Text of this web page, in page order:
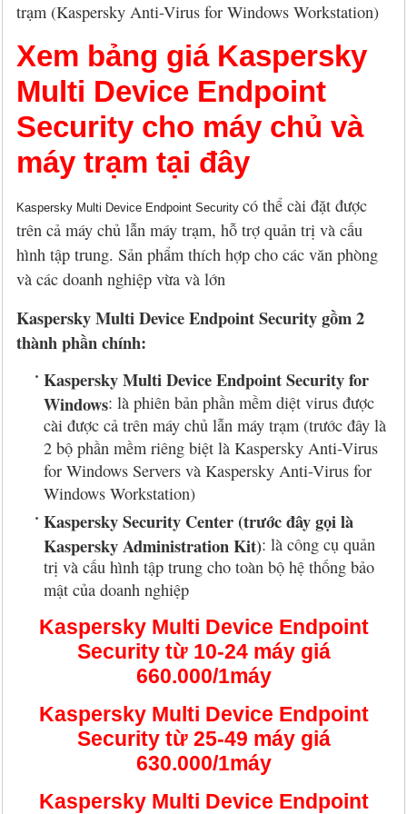
trạm (Kaspersky Anti-Virus for Windows Workstation)
Xem bảng giá Kaspersky
Multi Device Endpoint
Security cho máy chủ và
máy trạm tại đây
Kaspersky Multi Device Endpoint Security có thể cài đặt được
trên cả máy chủ lẫn máy trạm, hỗ trợ quản trị và cấu
hình tập trung. Sản phẩm thích hợp cho các văn phòng
và các doanh nghiệp vừa và lớn
Kaspersky Multi Device Endpoint Security gồm 2
thành phần chính:
Kaspersky Multi Device Endpoint Security for
Windows: là phiên bản phần mềm diệt virus được
cài được cả trên máy chủ lẫn máy trạm (trước đây là
2 bộ phần mềm riêng biệt là Kaspersky Anti-Virus
for Windows Servers và Kaspersky Anti-Virus for
Windows Workstation)
Kaspersky Security Center (trước đây gọi là
Kaspersky Administration Kit): là công cụ quản
trị và cấu hình tập trung cho toàn bộ hệ thống bảo
mật của doanh nghiệp
Kaspersky Multi Device Endpoint
Security từ 10-24 máy giá
660.000/1máy
Kaspersky Multi Device Endpoint
Security từ 25-49 máy giá
630.000/1máy
Kaspersky Multi Device Endpoint